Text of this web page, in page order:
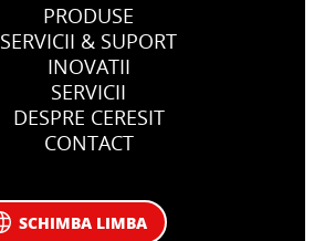
PRODUSE
SERVICII & SUPORT
INOVATII
SERVICII
DESPRE CERESIT
CONTACT
SCHIMBA LIMBA